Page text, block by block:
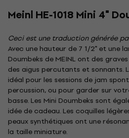
Meinl HE-1018 Mini 4"
Ceci est une traduction générée
Avec une hauteur de 7 1/2" et une
Doumbeks de MEINL ont des
des aigus percutants et
idéal pour les sessions de jam
percussion, ou pour garder sur
basse. Les Mini Doumbeks sont
idée de cadeau. Les coquilles
peaux synthétiques ont une
la taille miniature.